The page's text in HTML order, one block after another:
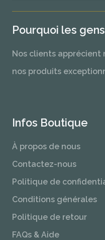
Pourquoi les
Nos clients
nos produits
Infos Boutique
À propos de nous
Contactez-nous
Politique de
Conditions générales
Politique de retour
FAQs & Aide